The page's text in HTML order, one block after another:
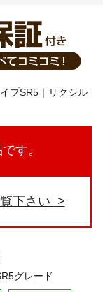
す。
下さい
グレード